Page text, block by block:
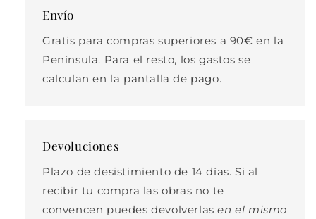
Envío
Gratis para compras superiores a 90€ en la
Península. Para el resto, los gastos se
calculan en la pantalla de pago.
Devoluciones
Plazo de desistimiento de 14 días. Si al
recibir tu compra las obras no te
convencen puedes devolverlasen el mismo